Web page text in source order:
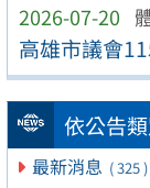
2026-07-20
高雄市議會
依公告
最新消息 ( 325 )